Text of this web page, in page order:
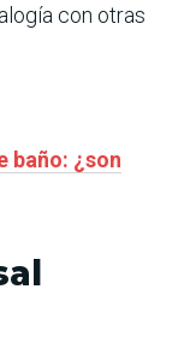
con otras
baño: ¿son